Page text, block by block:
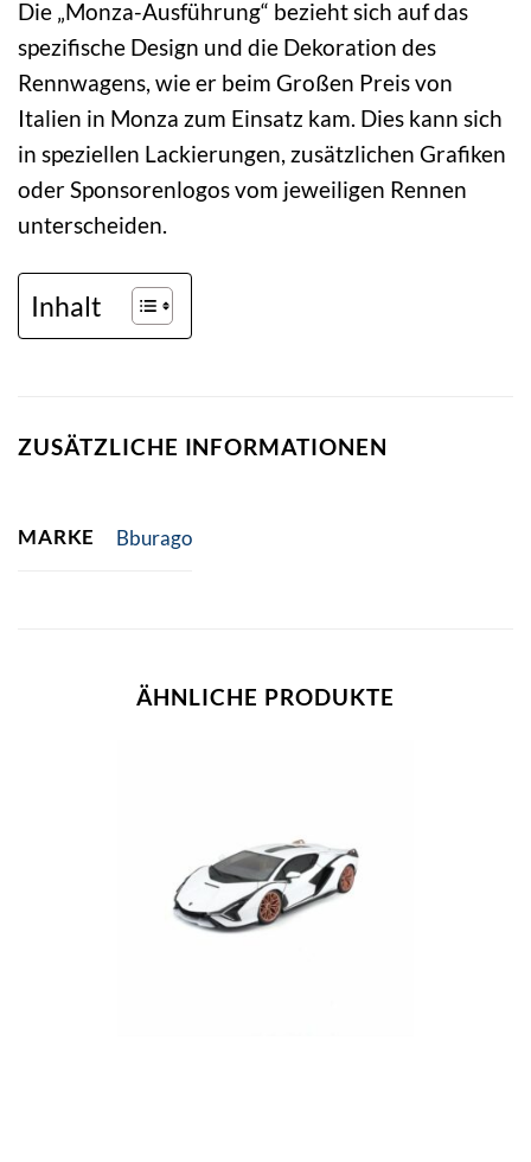
Die „Monza-Ausführung“ bezieht sich auf das
spezifische Design und die Dekoration des
Rennwagens, wie er beim Großen Preis von
Italien in Monza zum Einsatz kam. Dies kann sich
in speziellen Lackierungen, zusätzlichen Grafiken
oder Sponsorenlogos vom jeweiligen Rennen
unterscheiden.
Inhalt
ZUSÄTZLICHE INFORMATIONEN
MARKE Bburago
ÄHNLICHE PRODUKTE